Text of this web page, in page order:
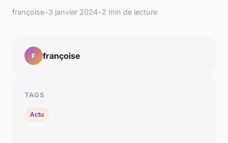
françoise•3 janvier 2024•2 min de lecture
F françoise
TAGS
Actu